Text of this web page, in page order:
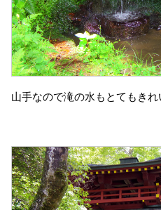
山手なので滝の水もとてもきれ